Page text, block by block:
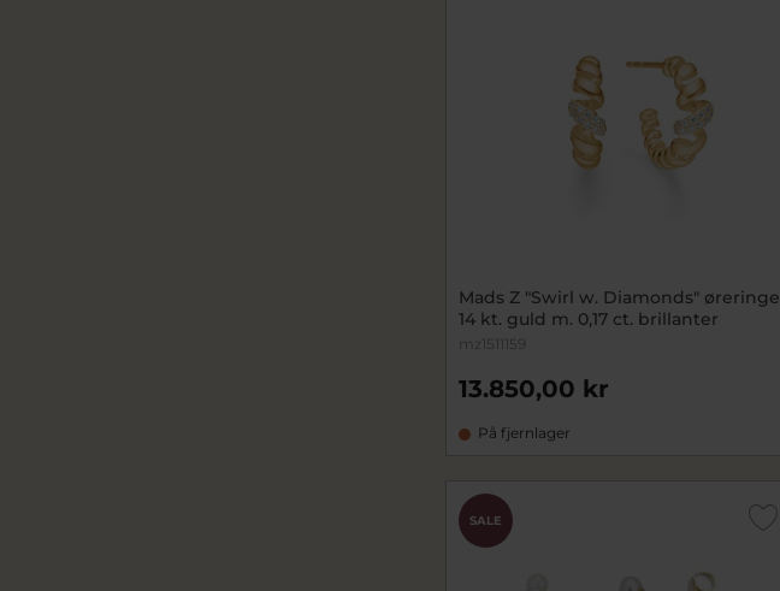
Mads Z "Swirl w. Diamonds" øreringe
14 kt. guld m. 0,17 ct. brillanter
mz1511159
13.850,00 kr
På fjernlager
SALE